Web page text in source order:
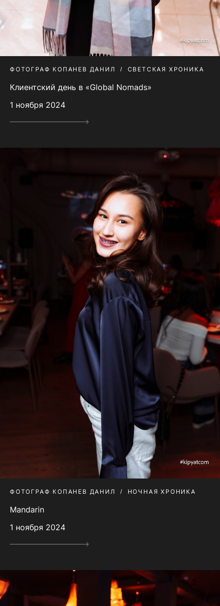
ФОТОГРАФ КОПАНЕВ ДАНИЛ СВЕТСКАЯ ХРОНИКА
Клиентский день в «Global Nomads»
1 ноября 2024
ФОТОГРАФ КОПАНЕВ ДАНИЛ НОЧНАЯ ХРОНИКА
Mandarin
1 ноября 2024